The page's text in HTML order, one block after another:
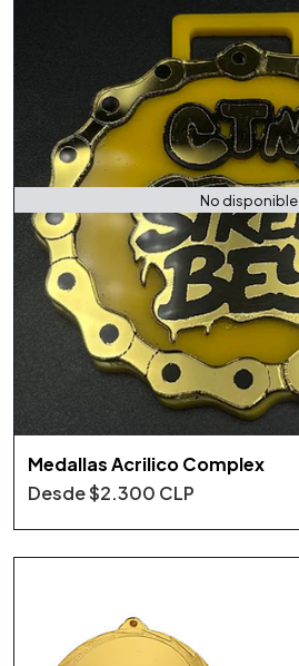
No disponible
Medallas Acrilico Complex
Desde$2.300 CLP